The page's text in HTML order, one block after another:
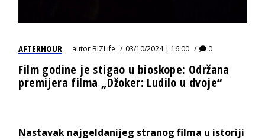
AFTERHOUR autorBIZLife 03/10/2024 | 16:00 0
Film godine je stigao u bioskope: Održana
premijera filma „Džoker: Ludilo u dvoje“
Nastavak najgeldanijeg stranog filma u istoriji